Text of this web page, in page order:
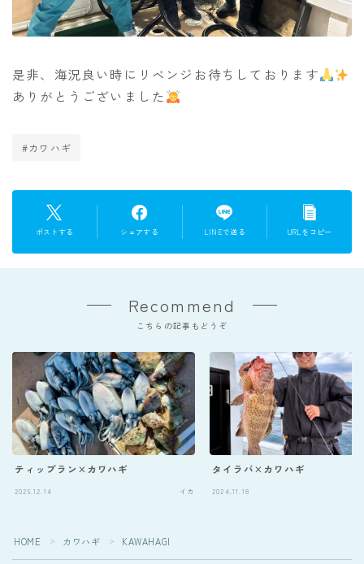
Follow Me
是非、海況良い時にリベンジお待ちしております
ありがとうございました
#カワハギ
ポストする シェアする LINEで送る URLをコピー
Recommend
こちらの記事もどうぞ
ティップラン×カワハギ
2025.12.14 イカ
タイラバ×カワハギ
2024.11.18
HOME ＞ カワハギ ＞ KAWAHAGI